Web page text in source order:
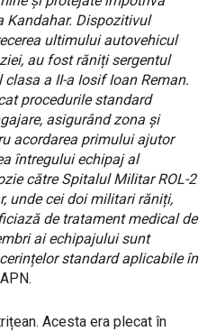
Kandahar. Dispozitivul
ultimului autovehicul
au fost răniți sergentul
a II-a Iosif Ioan Reman.
procedurile standard
asigurând zona și
acordarea primului ajutor
întregului echipaj al
către Spitalul Militar ROL-2
unde cei doi militari răniți,
de tratament medical de
ai echipajului sunt
standard aplicabile în
Acesta era plecat în